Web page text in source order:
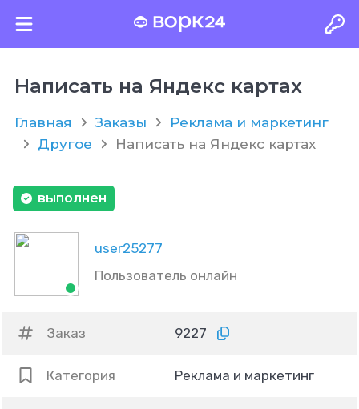
Написать на Яндекс картах
Главная Заказы
Реклама и маркетинг
Другое
Написать на Яндекс картах
user25277
Пользователь онлайн
выполнен
Заказ 9227
Категория Реклама и маркетинг